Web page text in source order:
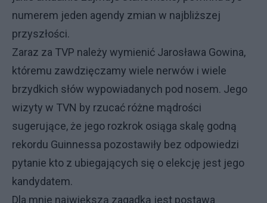
numerem jeden agendy zmian w najbliższej
przyszłości.
Zaraz za TVP należy wymienić Jarosława Gowina,
któremu zawdzięczamy wiele nerwów i wiele
brzydkich słów wypowiadanych pod nosem. Jego
wizyty w TVN by rzucać różne mądrości
sugerujące, że jego rozkrok osiąga skalę godną
rekordu Guinnessa pozostawiły bez odpowiedzi
pytanie kto z ubiegających się o elekcję jest jego
kandydatem.
Dla mnie największą zagadką jest postawa